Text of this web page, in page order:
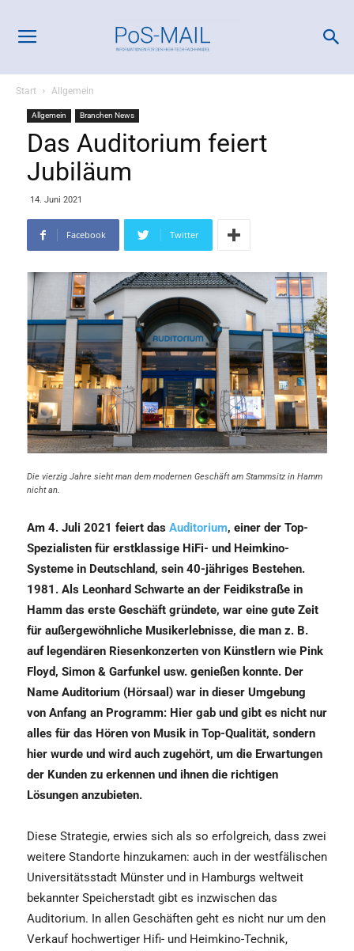
Start Allgemein
Allgemein Branchen News
Das Auditorium feiert
Jubiläum
14. Juni 2021
Facebook Twitter
Die vierzig Jahre sieht man dem modernen Geschäft am Stammsitz in Hamm
nicht an.
Am 4. Juli 2021 feiert das Auditorium, einer der Top-
Spezialisten für erstklassige HiFi- und Heimkino-
Systeme in Deutschland, sein 40-jähriges Bestehen.
1981. Als Leonhard Schwarte an der Feidikstraße in
Hamm das erste Geschäft gründete, war eine gute Zeit
für außergewöhnliche Musikerlebnisse, die man z. B.
auf legendären Riesenkonzerten von Künstlern wie Pink
Floyd, Simon & Garfunkel usw. genießen konnte. Der
Name Auditorium (Hörsaal) war in dieser Umgebung
von Anfang an Programm: Hier gab und gibt es nicht nur
alles für das Hören von Musik in Top-Qualität, sondern
hier wurde und wird auch zugehört, um die Erwartungen
der Kunden zu erkennen und ihnen die richtigen
Lösungen anzubieten.
Diese Strategie, erwies sich als so erfolgreich, dass zwei
weitere Standorte hinzukamen: auch in der westfälischen
Universitätsstadt Münster und in Hamburgs weltweit
bekannter Speicherstadt gibt es inzwischen das
Auditorium. In allen Geschäften geht es nicht nur um den
Verkauf hochwertiger Hifi- und Heimkino-Technik,